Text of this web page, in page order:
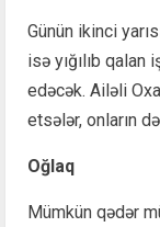
Günün ikinci
isə yığılıb
edəcək. Ailəli
etsələr, onların
Oğlaq
Mümkün qədər